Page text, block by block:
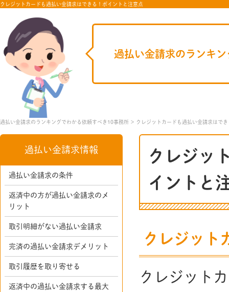
クレジットカードも過払い金請求はできる！ポイントと注意点
過払い金請求のランキ
過払い金請求のランキングでわかる依頼すべき10事務所 クレジットカードも過払い金請求はで
クレジッ
イントと
クレジット
クレジット
過払い金請求情報
過払い金請求の条件
返済中の方が過払い金請求のメ
リット
取引明細がない過払い金請求
完済の過払い金請求デメリット
取引履歴を取り寄せる
返済中の過払い金請求する最大